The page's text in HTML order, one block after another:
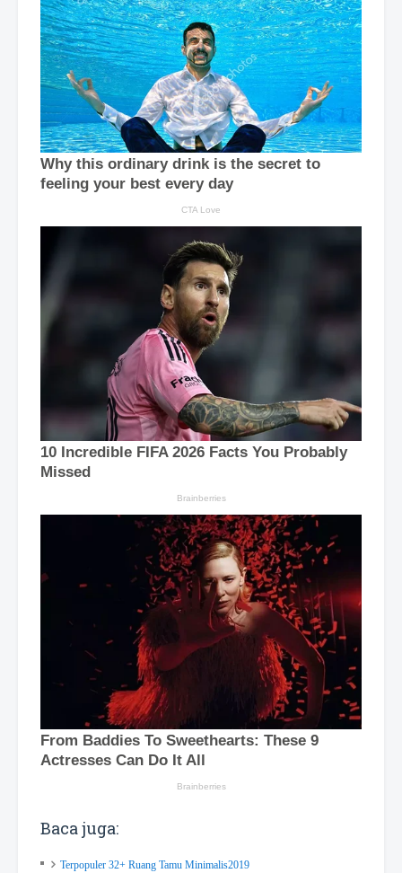
Baca juga:
Terpopuler 32+ Ruang Tamu Minimalis2019